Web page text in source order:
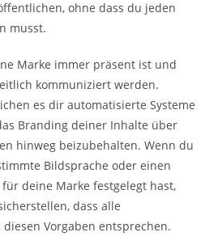
ohne dass du jeden
musst.
Marke immer präsent ist und
kommuniziert werden.
es dir automatisierte Systeme
Branding deiner Inhalte über
hinweg beizubehalten. Wenn du
Bildsprache oder einen
deine Marke festgelegt hast,
dass alle
Vorgaben entsprechen.